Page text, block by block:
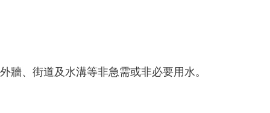
牆、街道及水溝等非急需或非必要用水。